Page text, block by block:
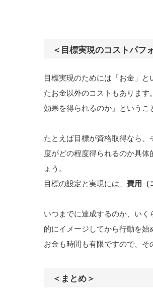
＜目標実現のコストパフ
目標実現のためには「お金」
たお金以外のコストもありま
効果を得られるのか」というこ
たとえば目標が資格取得なら
度がどの程度得られるのか具
ょう。
目標の設定と実現には、 費用（
いつまでに達成するのか、い
的にイメージしてから行動を始
お金も時間も有限ですので、そ
＜まとめ＞